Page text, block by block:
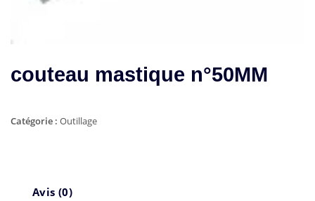
couteau mastique n°50MM
Catégorie : Outillage
Avis (0)